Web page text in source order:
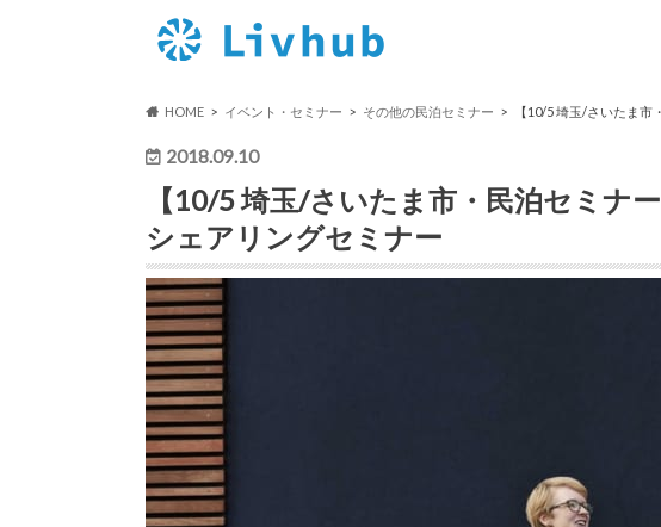
HOME イベント・セミナー その他の民泊セミナー 【10/5 埼玉/さいたま
2018.09.10
【10/5 埼玉/さいたま市・民泊セミ
シェアリングセミナー